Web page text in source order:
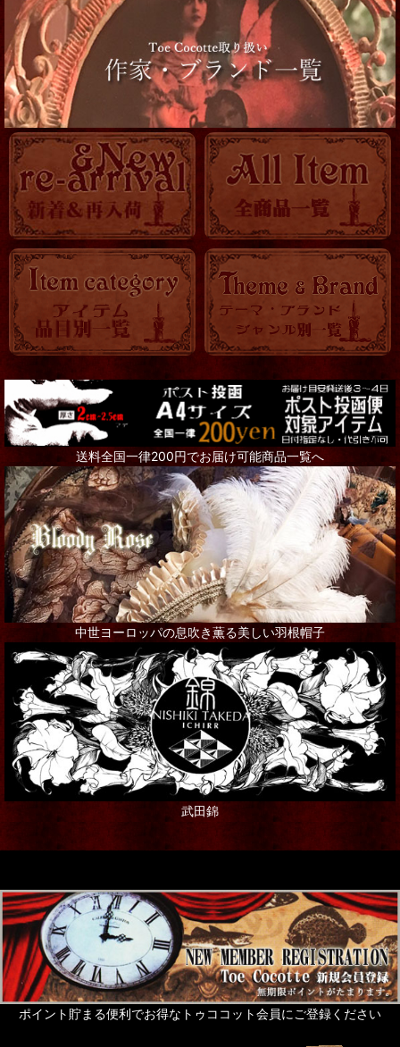
送料全国一律200円でお届け可能商品一覧へ
中世ヨーロッパの息吹き薫る美しい羽根帽子
武田錦
ポイント貯まる便利でお得なトゥココット会員にご登録ください